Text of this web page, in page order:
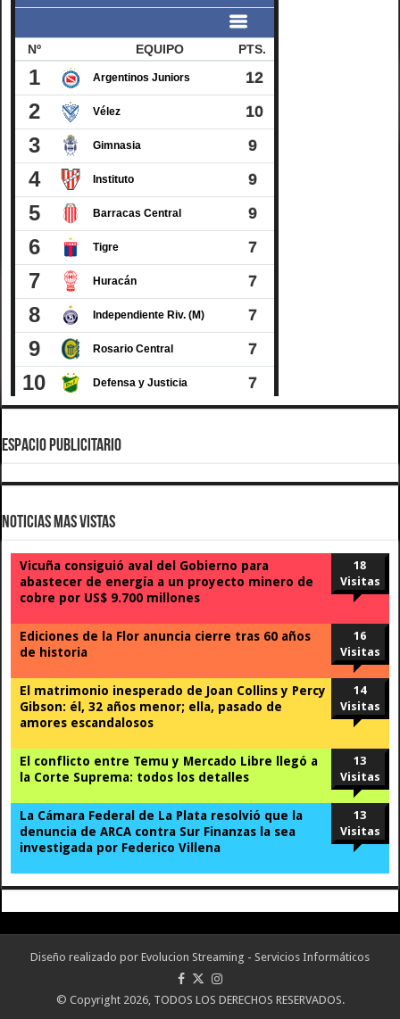
ESPACIO PUBLICITARIO
Noticias Mas Vistas
Vicuña consiguió aval del Gobierno para
abastecer de energía a un proyecto minero de
cobre por US$ 9.700 millones
18
Visitas
Ediciones de la Flor anuncia cierre tras 60 años
de historia
16
Visitas
El matrimonio inesperado de Joan Collins y Percy
Gibson: él, 32 años menor; ella, pasado de
amores escandalosos
14
Visitas
El conflicto entre Temu y Mercado Libre llegó a
la Corte Suprema: todos los detalles
13
Visitas
La Cámara Federal de La Plata resolvió que la
denuncia de ARCA contra Sur Finanzas la sea
investigada por Federico Villena
13
Visitas
Diseño realizado por Evolucion Streaming - Servicios Informáticos
© Copyright 2026, TODOS LOS DERECHOS RESERVADOS.